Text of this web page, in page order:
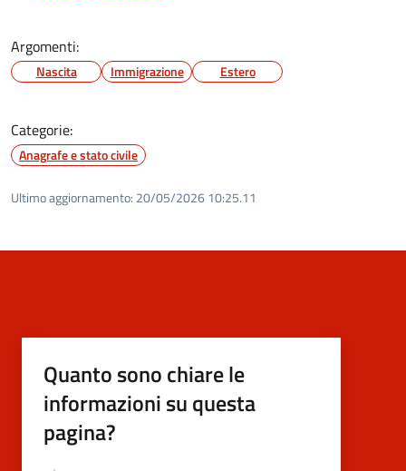
Argomenti:
Nascita Immigrazione Estero
Categorie:
Anagrafe e stato civile
Ultimo aggiornamento: 20/05/2026 10:25.11
Quanto sono chiare le
informazioni su questa
pagina?